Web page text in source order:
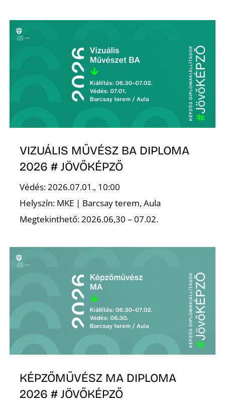
VIZUÁLIS MŰVÉSZ BA DIPLOMA
2026 # JÖVŐKÉPZŐ
Védés: 2026.07.01., 10:00
Helyszín: MKE | Barcsay terem, Aula
Megtekinthető: 2026.06,30 – 07.02.
KÉPZŐMŰVÉSZ MA DIPLOMA
2026 # JÖVŐKÉPZŐ